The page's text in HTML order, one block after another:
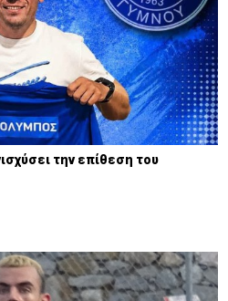
την επίθεση του